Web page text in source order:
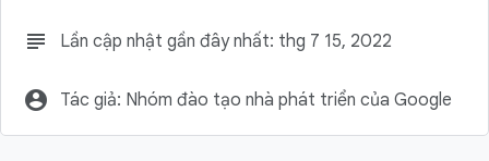
subject Lần cập nhật gần đây nhất: thg 7 15, 2022
account_circle Tác giả: Nhóm đào tạo nhà phát triển của Google